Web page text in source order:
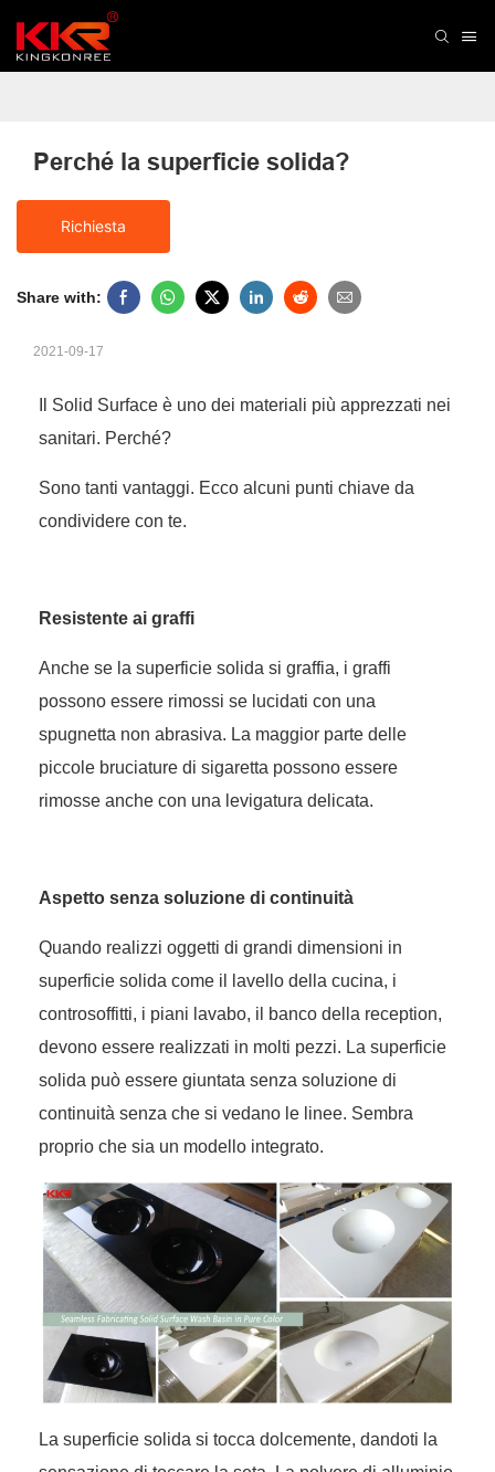
Perché la superficie solida?
Richiesta
Share with:
2021-09-17
Il Solid Surface è uno dei materiali più apprezzati nei
sanitari. Perché?
Sono tanti vantaggi. Ecco alcuni punti chiave da
condividere con te.
Resistente ai graffi
Anche se la superficie solida si graffia, i graffi
possono essere rimossi se lucidati con una
spugnetta non abrasiva. La maggior parte delle
piccole bruciature di sigaretta possono essere
rimosse anche con una levigatura delicata.
Aspetto senza soluzione di continuità
Quando realizzi oggetti di grandi dimensioni in
superficie solida come il lavello della cucina, i
controsoffitti, i piani lavabo, il banco della reception,
devono essere realizzati in molti pezzi. La superficie
solida può essere giuntata senza soluzione di
continuità senza che si vedano le linee. Sembra
proprio che sia un modello integrato.
La superficie solida si tocca dolcemente, dandoti la